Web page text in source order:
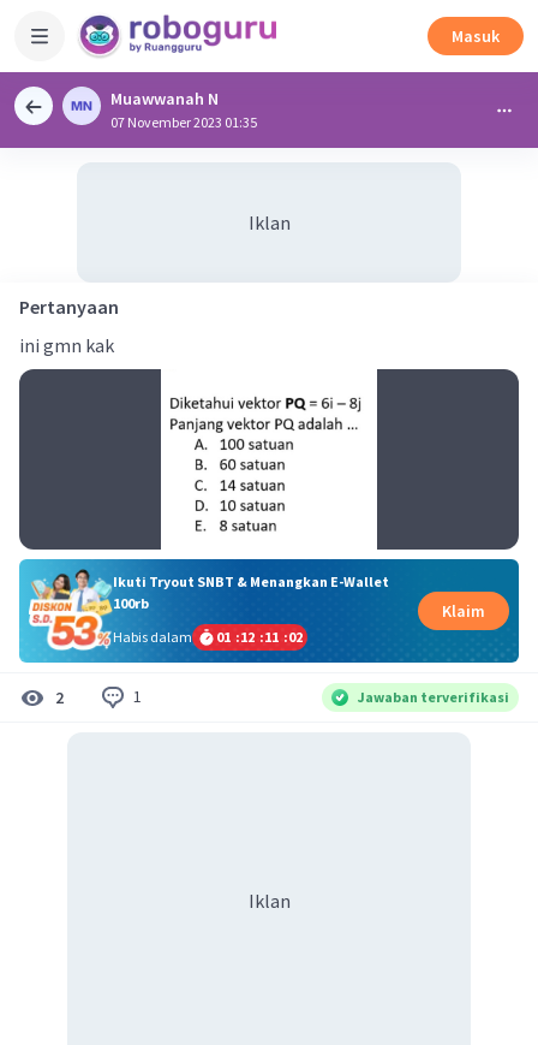
Masuk
Muawwanah N
07 November 2023 01:35
Iklan
Pertanyaan
ini gmn kak
Ikuti Tryout SNBT & Menangkan E-Wallet
100rb
Habis dalam
01 :12 :11 :02
Klaim
2 1 Jawaban terverifikasi
Iklan